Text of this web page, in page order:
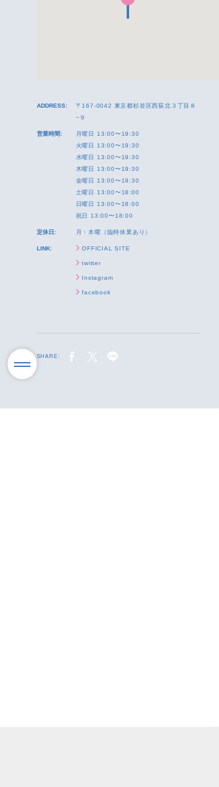
ADDRESS:
〒167-0042 東京都杉並区西荻北３丁目８
−９
営業時間:
月曜日 13:00〜19:30
火曜日 13:00〜19:30
水曜日 13:00〜19:30
木曜日 13:00〜19:30
金曜日 13:00〜19:30
土曜日 13:00〜18:00
日曜日 13:00〜18:00
祝日 13:00〜18:00
定休日: 月・木曜（臨時休業あり）
LINK: OFFICIAL SITE
twitter
Instagram
facebook
SHARE: